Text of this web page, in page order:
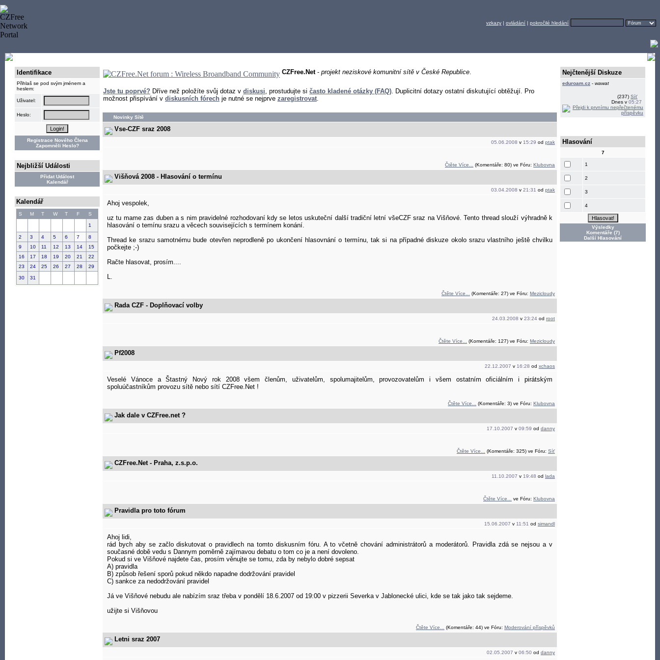
vzkazy | ovládání | pokročilé hledání
Identifikace
Přihlaš se pod svým jménem a
heslem:
Uživatel:
Heslo:
Registrace Nového Člena
Zapomněli Heslo?
Nejbližší Události
Přidat Událost
Kalendář
Kalendář
S M T W T F S
1
2 3 4 5 6 7
8
9
10 11 12 13 14
15
16
17 18 19 20 21
22
23
24 25 26 27 28 29
30 31
CZFree.Net- projekt neziskové komunitní sítě v České Republice.
Jste tu poprvé? Dříve než položíte svůj dotaz v diskusi, prostudujte si často kladené otázky (FAQ). Duplicitní dotazy ostatní diskutující obtěžují. Pro
možnost přispívání v diskusních fórech je nutné se nejprve zaregistrovat.
Novinky Sítě
Vse-CZF sraz 2008
05.06.2008 v 15:29 od ptak
Čtěte Více... (Komentáře: 80) ve Fóru: Klubovna
Višňová 2008 - Hlasování o termínu
03.04.2008 v 21:31 od ptak
Ahoj vespolek,
uz tu mame zas duben a s nim pravidelné rozhodovaní kdy se letos uskuteční další tradiční letní všeCZF sraz na Višňové. Tento thread slouží výhradně k
hlasování o temínu srazu a věcech souvisejících s termínem konání.
Thread ke srazu samotnému bude otevřen neprodleně po ukončení hlasovnání o termínu, tak si na případné diskuze okolo srazu vlastního ještě chvilku
počkejte ;-)
Račte hlasovat, prosím....
L.
Čtěte Více... (Komentáře: 27) ve Fóru: Mezicloudy
Rada CZF - Doplňovací volby
24.03.2008 v 23:24 od root
Čtěte Více... (Komentáře: 127) ve Fóru: Mezicloudy
Pf2008
22.12.2007 v 16:28 od xchaos
Veselé Vánoce a Štastný Nový rok 2008 všem členům, uživatelům, spolumajitelům, provozovatelům i všem ostatním oficiálním i pirátským
spoluúčastníkům provozu sítě nebo sítí CZFree.Net !
Čtěte Více... (Komentáře: 3) ve Fóru: Klubovna
Jak dale v CZFree.net ?
17.10.2007 v 09:59 od danny
Čtěte Více... (Komentáře: 325) ve Fóru: Síť
CZFree.Net - Praha, z.s.p.o.
11.10.2007 v 19:48 od lada
Čtěte Více... ve Fóru: Klubovna
Pravidla pro toto fórum
15.06.2007 v 11:51 od simandl
Ahoj lidi,
rád bych aby se začlo diskutovat o pravidlech na tomto diskusním fóru. A to včetně chování administrátorů a moderátorů. Pravidla zdá se nejsou a v
současné době vedu s Dannym poměrně zajímavou debatu o tom co je a není dovoleno.
Pokud si ve Višňové najdete čas, prosím věnujte se tomu, zda by nebylo dobré sepsat
A) pravidla
B) způsob řešení sporů pokud někdo napadne dodržování pravidel
C) sankce za nedodržování pravidel
Já ve Višňové nebudu ale nabízím sraz třeba v pondělí 18.6.2007 od 19:00 v pizzerii Severka v Jablonecké ulici, kde se tak jako tak sejdeme.
užijte si Višňovou
Čtěte Více... (Komentáře: 44) ve Fóru: Moderování příspěvků
Letni sraz 2007
02.05.2007 v 06:50 od danny
Nejčtenější Diskuze
eduroam.cz - wawat
(237) Síť
Dnes v 05:27
Hlasování
7
1
2
3
4
Výsledky
Komentáře (7)
Další Hlasování